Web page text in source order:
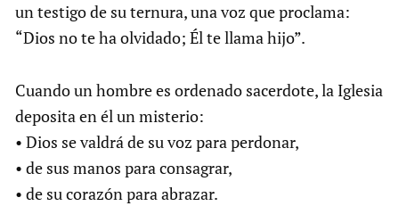
un testigo de su ternura, una voz que proclama:
“Dios no te ha olvidado; Él te llama hijo”.
Cuando un hombre es ordenado sacerdote, la Iglesia
deposita en él un misterio:
• Dios se valdrá de su voz para perdonar,
• de sus manos para consagrar,
• de su corazón para abrazar.